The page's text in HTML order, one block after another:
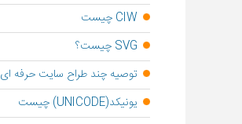
CIW چیست
SVG چیست؟
توصیه چند طراح سایت حرفه ای
یونیکد(UNICODE) چیست